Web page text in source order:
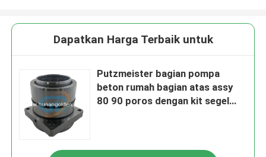
Dapatkan Harga Terbaik untuk
Putzmeister bagian pompa
beton rumah bagian atas assy
80 90 poros dengan kit segel